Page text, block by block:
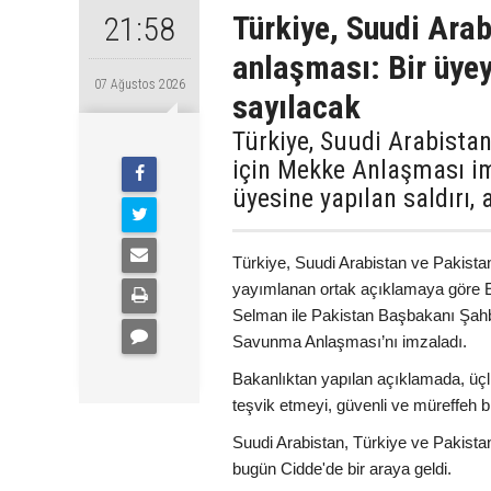
21:58
07 Ağustos 2026
Türkiye, Suudi
anlaşması: Bir
sayılacak
Türkiye, Suudi
için Mekke Anlaşması
üyesine yapılan
Türkiye, Suudi Arabistan ve
yayımlanan ortak açıklamaya göre
Selman ile Pakistan Başbakanı
Savunma Anlaşması’nı imzaladı.
Bakanlıktan yapılan açıklamada,
teşvik etmeyi, güvenli ve müreffeh
Suudi Arabistan, Türkiye ve
bugün Cidde'de bir araya geldi.